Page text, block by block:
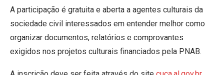
A participação é gratuita e aberta a agentes culturais da
sociedade civil interessados em entender melhor como
organizar documentos, relatórios e comprovantes
exigidos nos projetos culturais financiados pela PNAB.